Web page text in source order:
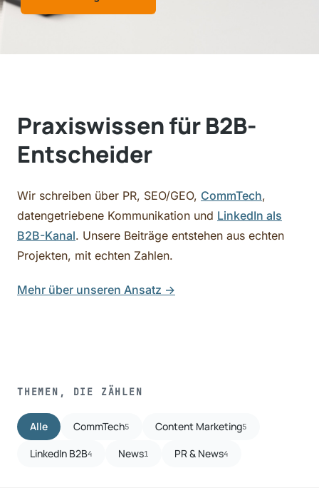
Praxiswissen für B2B-
Entscheider
Wir schreiben über PR, SEO/GEO, CommTech,
datengetriebene Kommunikation und LinkedIn als
B2B-Kanal. Unsere Beiträge entstehen aus echten
Projekten, mit echten Zahlen.
Mehr über unseren Ansatz →
THEMEN, DIE ZÄHLEN
Alle CommTech5 Content Marketing5
LinkedIn B2B4 News1 PR & News4